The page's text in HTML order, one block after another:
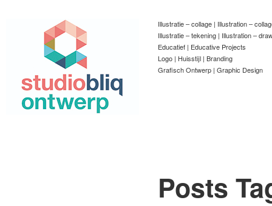
Illustratie – collage | Illustration –
Illustratie – tekening | Illustration –
Educatief | Educative Projects
Logo | Huisstijl | Branding
Grafisch Ontwerp | Graphic Design
Posts